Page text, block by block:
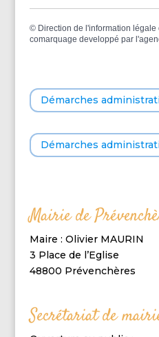
© Direction de l'information légale
comarquage developpé par l'
Démarches
Démarches
Mairie de
Maire : Olivier MAURIN
3 Place de l’Eglise
48800 Prévenchères
Secrétariat de